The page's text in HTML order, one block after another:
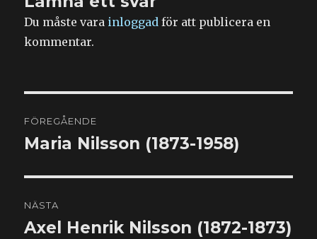
Du måste vara inloggad för att publicera en
kommentar.
FÖREGÅENDE
Föregående
Maria Nilsson (1873-1958)
NÄSTA
Nästa
Axel Henrik Nilsson (1872-1873)